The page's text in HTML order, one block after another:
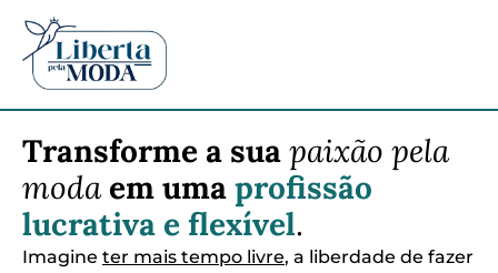
Transforme a suapaixão pela
moda em umaprofissão
lucrativa e flexível.
Imagine ter mais tempo livre, a liberdade de fazer